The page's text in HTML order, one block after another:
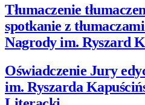
Tłumaczenie
spotkanie z
Nagrody im. Ryszard
Oświadczenie Jury
im. Ryszarda